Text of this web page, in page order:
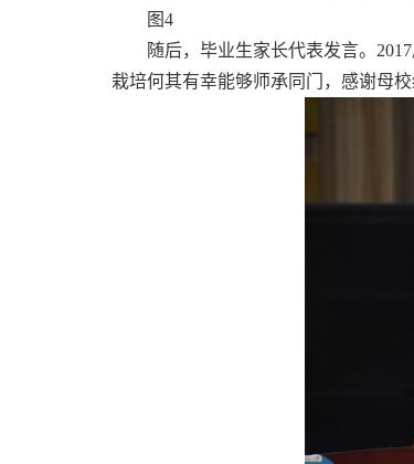
图4
随后，毕业生家长代表发言。
栽培何其有幸能够师承同门，感谢母校